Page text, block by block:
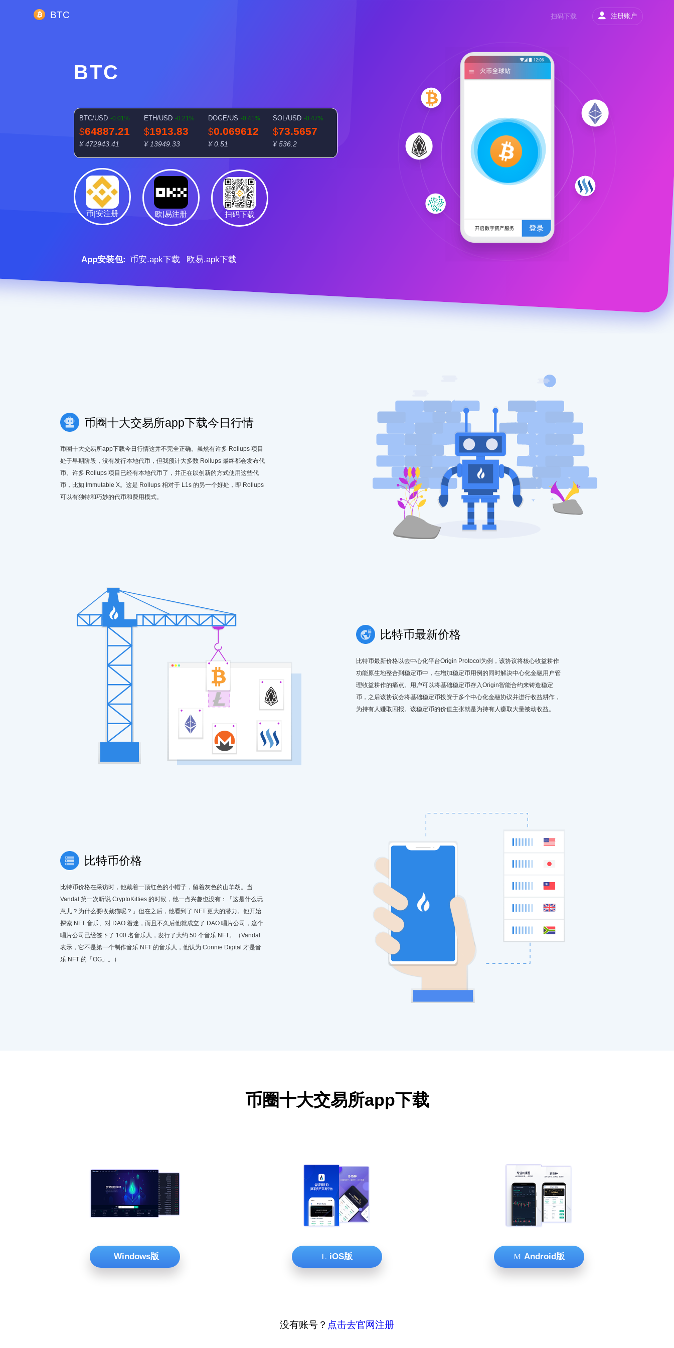
BTC 扫码下载 注册账户
BTC
BTC/USD -0.01%
$64887.21
¥ 472943.41
ETH/USD -0.21%
$1913.83
¥ 13949.33
DOGE/US -0.41%
$0.069612
¥ 0.51
SOL/USD -0.47%
$73.5657
¥ 536.2
币|安注册 欧|易注册 扫码下载
App安装包: 币安.apk下载 欧易.apk下载
币圈十大交易所app下载今日行情
币圈十大交易所app下载今日行情这并不完全正确。虽然有许多 Rollups 项目
处于早期阶段，没有发行本地代币，但我预计大多数 Rollups 最终都会发布代
币。许多 Rollups 项目已经有本地代币了，并正在以创新的方式使用这些代
币，比如 Immutable X。这是 Rollups 相对于 L1s 的另一个好处，即 Rollups
可以有独特和巧妙的代币和费用模式。
比特币最新价格
比特币最新价格以去中心化平台Origin Protocol为例，该协议将核心收益耕作
功能原生地整合到稳定币中，在增加稳定币用例的同时解决中心化金融用户管
理收益耕作的痛点。用户可以将基础稳定币存入Origin智能合约来铸造稳定
币，之后该协议会将基础稳定币投资于多个中心化金融协议并进行收益耕作，
为持有人赚取回报。该稳定币的价值主张就是为持有人赚取大量被动收益。
比特币价格
比特币价格在采访时，他戴着一顶红色的小帽子，留着灰色的山羊胡。当
Vandal 第一次听说 CryptoKitties 的时候，他一点兴趣也没有：「这是什么玩
意儿？为什么要收藏猫呢？」但在之后，他看到了 NFT 更大的潜力。他开始
探索 NFT 音乐、对 DAO 着迷，而且不久后他就成立了 DAO 唱片公司，这个
唱片公司已经签下了 100 名音乐人，发行了大约 50 个音乐 NFT。（Vandal
表示，它不是第一个制作音乐 NFT 的音乐人，他认为 Connie Digital 才是音
乐 NFT 的「OG」。）
币圈十大交易所app下载
Windows版 iOS版 Android版
没有账号？ 点击去官网注册